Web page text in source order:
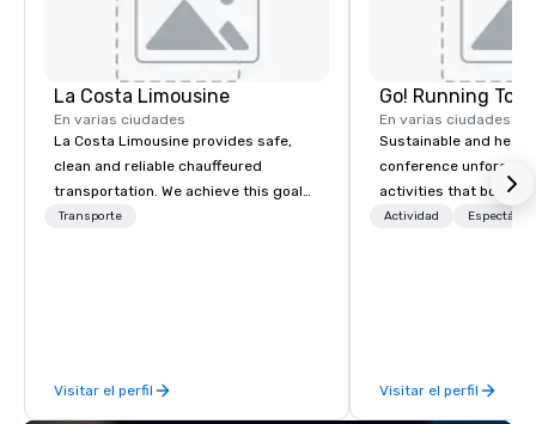
La Costa Limousine
En varias ciudades
La Costa Limousine provides safe,
clean and reliable chauffeured
transportation. We achieve this goal
with highly trained chauffeurs, the
late model luxury vehicles to the
highly experienced and professional
Transporte
Visitar el perfil
Go! Running
En varias ciudades
Sustainable and
conference
activities that boost
lower carbon
Actividad
Visitar el perfil